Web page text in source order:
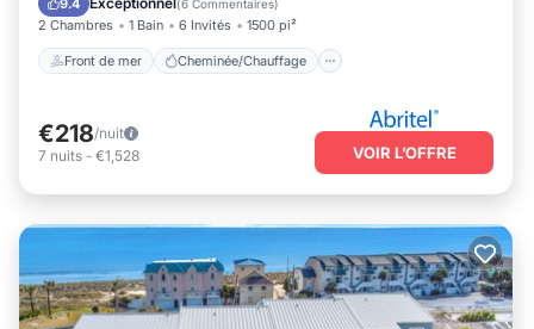
9.4 (6 Commentaires)
2 Chambres 1 Bain 6 Invités 1500 pi²
Front de mer Cheminée/Chauffage
€218/nuit
7 nuits - €1,528 VOIR L’OFFRE